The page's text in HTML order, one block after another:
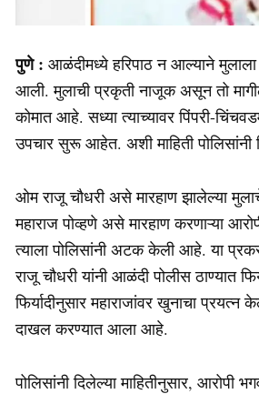
पुणे : आळंदीमध्ये हरिपाठ न आल्याने
आली. मुलाची प्रकृती नाजूक असून तो
कोमात आहे. सध्या त्याच्यावर पिंपरी-
उपचार सुरू आहेत. अशी माहिती पोलिसांनी
ओम राजू चौधरी असे मारहाण झालेल्या
महाराज पोव्हणे असे मारहाण करणाऱ्या
त्याला पोलिसांनी अटक केली आहे. या
राजू चौधरी यांनी आळंदी पोलीस ठाण्यात
फिर्यादीनुसार महाराजांवर खुनाचा प्रयत्न
दाखल करण्यात आला आहे.
पोलिसांनी दिलेल्या माहितीनुसार, आरोपी